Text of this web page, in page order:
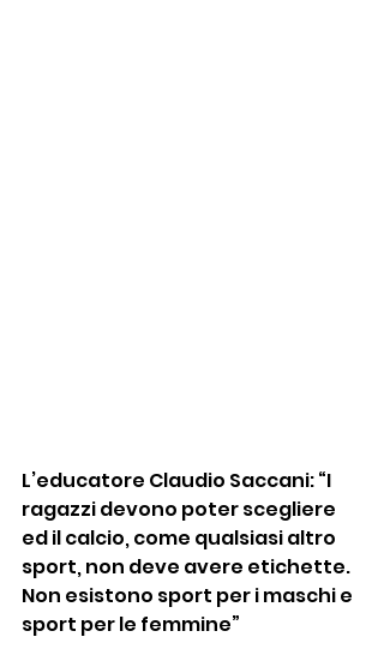
L’educatore Claudio Saccani: “I
ragazzi devono poter scegliere
ed il calcio, come qualsiasi altro
sport, non deve avere etichette.
Non esistono sport per i maschi e
sport per le femmine”